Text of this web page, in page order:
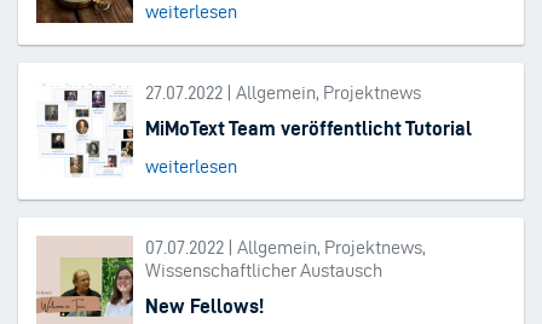
weiterlesen
27.07.2022 | Allgemein, Projektnews
MiMoText Team veröffentlicht Tutorial
weiterlesen
07.07.2022 | Allgemein, Projektnews,
Wissenschaftlicher Austausch
New Fellows!